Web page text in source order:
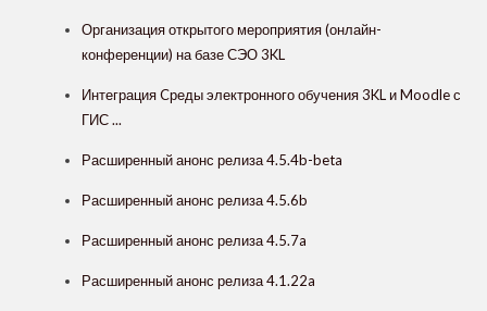
Организация открытого мероприятия (онлайн-
конференции) на базе СЭО 3KL
Интеграция Cреды электронного обучения 3KL и Moodle с
ГИС ...
Расширенный анонс релиза 4.5.4b-beta
Расширенный анонс релиза 4.5.6b
Расширенный анонс релиза 4.5.7a
Расширенный анонс релиза 4.1.22a